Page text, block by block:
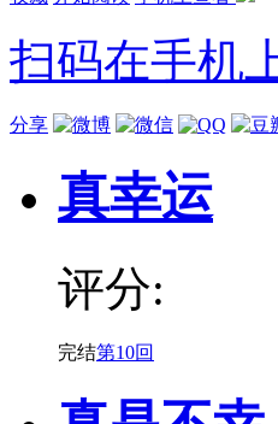
扫码在手机
分享
真幸运
评分:
完结第10回